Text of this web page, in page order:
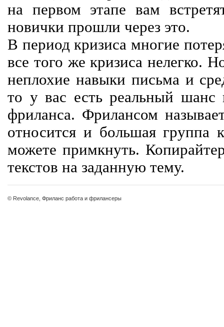
на первом этапе вам
новички прошли через это.
В период кризиса многие
все того же кризиса нелегко.
неплохие навыки письма и
то у вас есть реальный шанс
фриланса. Фрилансом
относится и большая группа
можете примкнуть.
текстов на заданную тему.
© Revolance, Фриланс работа и фрилансеры